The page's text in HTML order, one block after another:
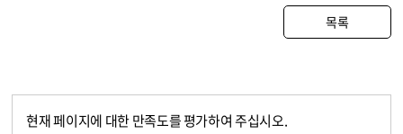
목록
현재 페이지에 대한 만족도를 평가하여 주십시오.